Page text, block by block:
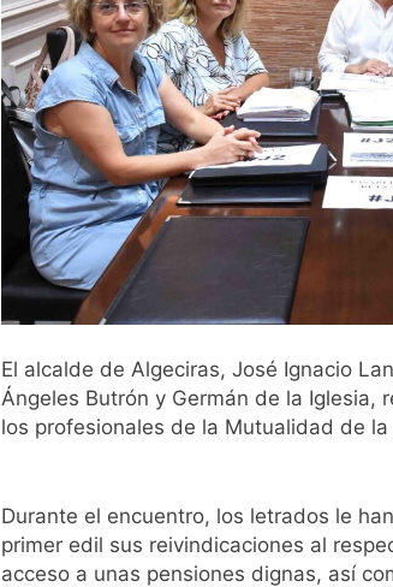
El alcalde de Algeciras, José Ignacio
Ángeles Butrón y Germán de la Iglesia,
los profesionales de la Mutualidad de
Durante el encuentro, los letrados le
primer edil sus reivindicaciones al
acceso a unas pensiones dignas, así